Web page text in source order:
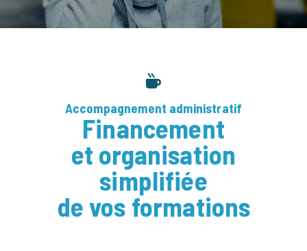
Accompagnement administratif
Financement
et organisation
simplifiée
de vos formations